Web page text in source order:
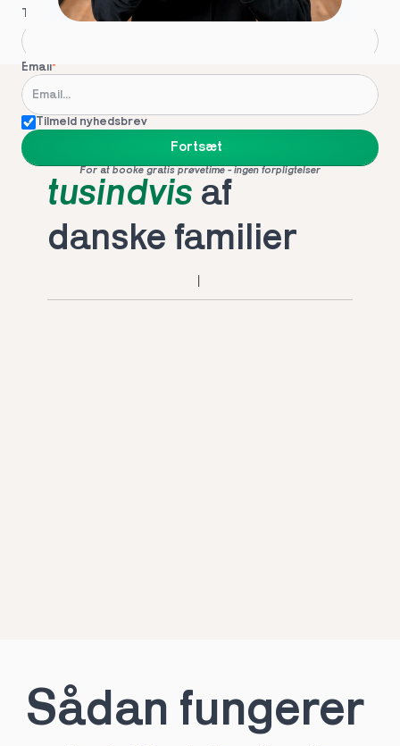
Telefon*
Email*
Tilmeld nyhedsbrev
Fortsæt
For at booke gratis prøvetime - ingen forpligtelser
tusindvis af
danske familier
Sådan fungerer